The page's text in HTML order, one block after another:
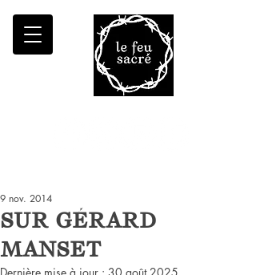
SUR GÉRARD
MANSET
9 nov. 2014